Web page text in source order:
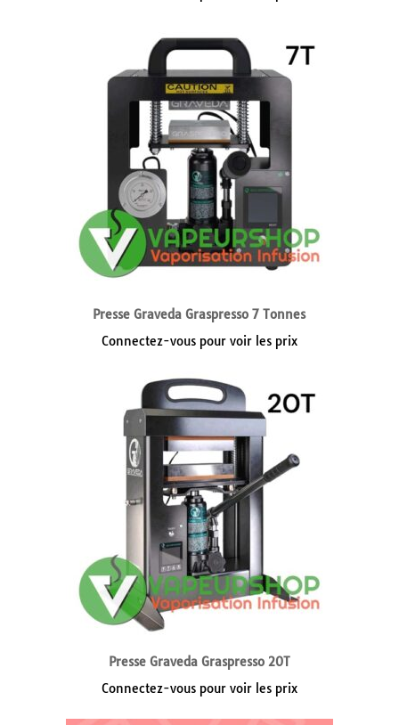
Presse Graveda Graspresso 7 Tonnes
Connectez-vous pour voir les prix
Presse Graveda Graspresso 20T
Connectez-vous pour voir les prix